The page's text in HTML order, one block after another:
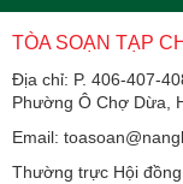
TÒA SOẠN TẠP
Địa chỉ: P. 406-407-
Phường Ô Chợ Dừa,
Email:
Thường trực Hội